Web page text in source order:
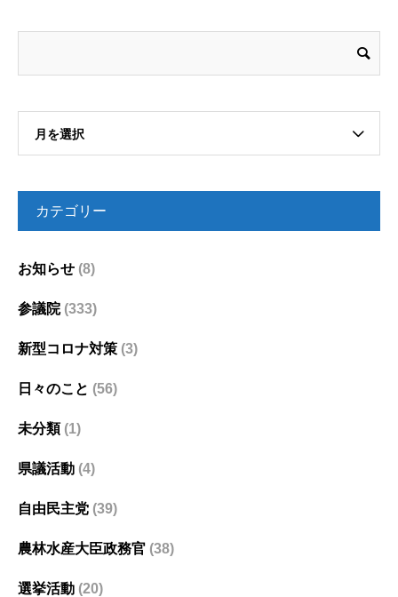
月を選択
カテゴリー
お知らせ (8)
参議院(333)
新型コロナ対策 (3)
日々のこと (56)
未分類(1)
県議活動 (4)
自由民主党 (39)
農林水産大臣政務官 (38)
選挙活動 (20)